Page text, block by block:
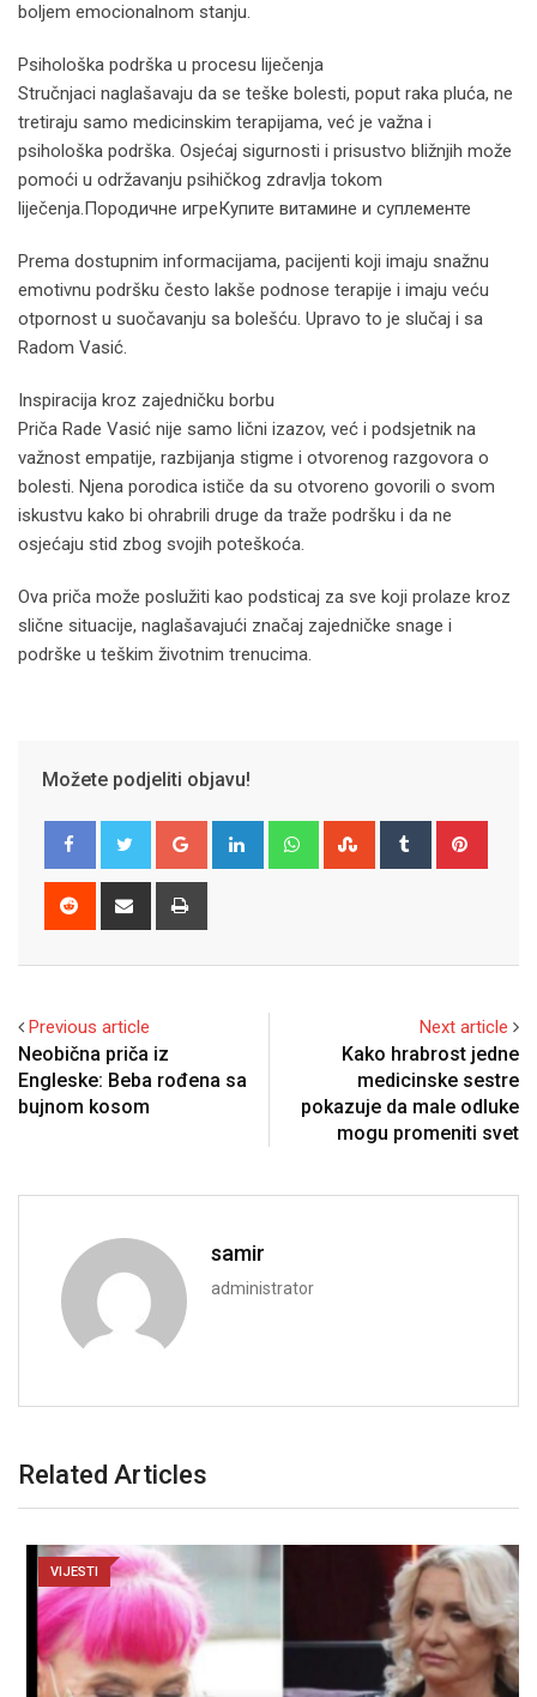
boljem emocionalnom stanju.
Psihološka podrška u procesu liječenja
Stručnjaci naglašavaju da se teške bolesti, poput raka pluća, ne
tretiraju samo medicinskim terapijama, već je važna i
psihološka podrška. Osjećaj sigurnosti i prisustvo bližnjih može
pomoći u održavanju psihičkog zdravlja tokom
liječenja.Породичне игреКупите витамине и суплементе
Prema dostupnim informacijama, pacijenti koji imaju snažnu
emotivnu podršku često lakše podnose terapije i imaju veću
otpornost u suočavanju sa bolešću. Upravo to je slučaj i sa
Radom Vasić.
Inspiracija kroz zajedničku borbu
Priča Rade Vasić nije samo lični izazov, već i podsjetnik na
važnost empatije, razbijanja stigme i otvorenog razgovora o
bolesti. Njena porodica ističe da su otvoreno govorili o svom
iskustvu kako bi ohrabrili druge da traže podršku i da ne
osjećaju stid zbog svojih poteškoća.
Ova priča može poslužiti kao podsticaj za sve koji prolaze kroz
slične situacije, naglašavajući značaj zajedničke snage i
podrške u teškim životnim trenucima.
Možete podjeliti objavu!
Google+ LinkedIn WhatsappStumbleUpon
Tumblr
Reddit
Share
Previous article
Neobična priča iz
Engleske: Beba rođena sa
bujnom kosom
Next article
Kako hrabrost jedne
medicinske sestre
pokazuje da male odluke
mogu promeniti svet
samir
administrator
Related Articles
VIJESTI